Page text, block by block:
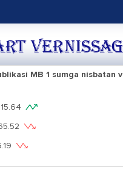
MB 1 sumga nisbatan